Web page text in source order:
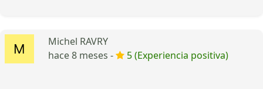
Michel RAVRY
hace 8 meses -
5 (Experiencia positiva)